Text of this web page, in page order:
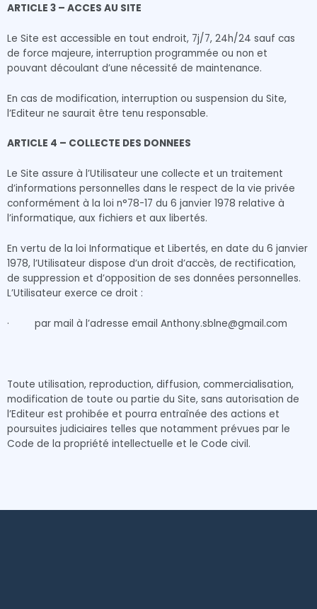
ARTICLE 3 – ACCES AU SITE
Le Site est accessible en tout endroit, 7j/7, 24h/24 sauf cas
de force majeure, interruption programmée ou non et
pouvant découlant d’une nécessité de maintenance.
En cas de modification, interruption ou suspension du Site,
l’Editeur ne saurait être tenu responsable.
ARTICLE 4 – COLLECTE DES DONNEES
Le Site assure à l’Utilisateur une collecte et un traitement
d’informations personnelles dans le respect de la vie privée
conformément à la loi n°78-17 du 6 janvier 1978 relative à
l’informatique, aux fichiers et aux libertés.
En vertu de la loi Informatique et Libertés, en date du 6 janvier
1978, l’Utilisateur dispose d’un droit d’accès, de rectification,
de suppression et d’opposition de ses données personnelles.
L’Utilisateur exerce ce droit :
· par mail à l’adresse email Anthony.sblne@gmail.com
Toute utilisation, reproduction, diffusion, commercialisation,
modification de toute ou partie du Site, sans autorisation de
l’Editeur est prohibée et pourra entraînée des actions et
poursuites judiciaires telles que notamment prévues par le
Code de la propriété intellectuelle et le Code civil.